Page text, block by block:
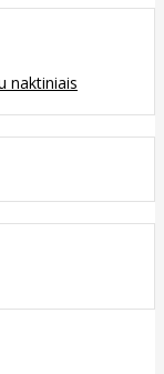
naktiniais